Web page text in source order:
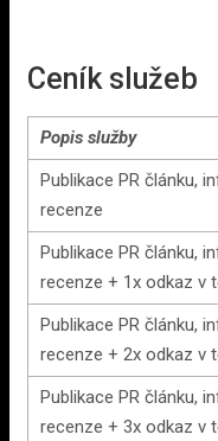
Ceník služeb
Popis služby
Publikace PR článku,
recenze
Publikace PR článku,
recenze + 1x odkaz v
Publikace PR článku,
recenze + 2x odkaz v
Publikace PR článku,
recenze + 3x odkaz v